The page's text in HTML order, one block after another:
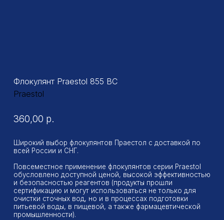
обусловлено доступной ценой, высокой эффективностью
и безопасностью реагентов (продукты прошли
сертификацию и могут использоваться не только для
очистки сточных вод, но и в процессах подготовки
Фасовка: 25 кг
Форма выпуска: Порошок
Доставка
Способ применения
Эффективность флокуляции
Механизм действия
Область применения
Доставка
Наша логистическая сеть охватывает всю Россию и страны СНГ,
что гарантирует оперативную доставку продукции независимо